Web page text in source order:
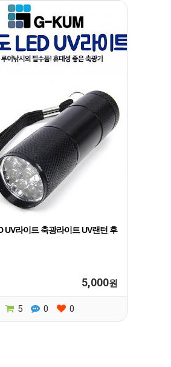
2
2026
the
UV라이트 축광라이트 UV랜턴 후
5,000원
5 0 0